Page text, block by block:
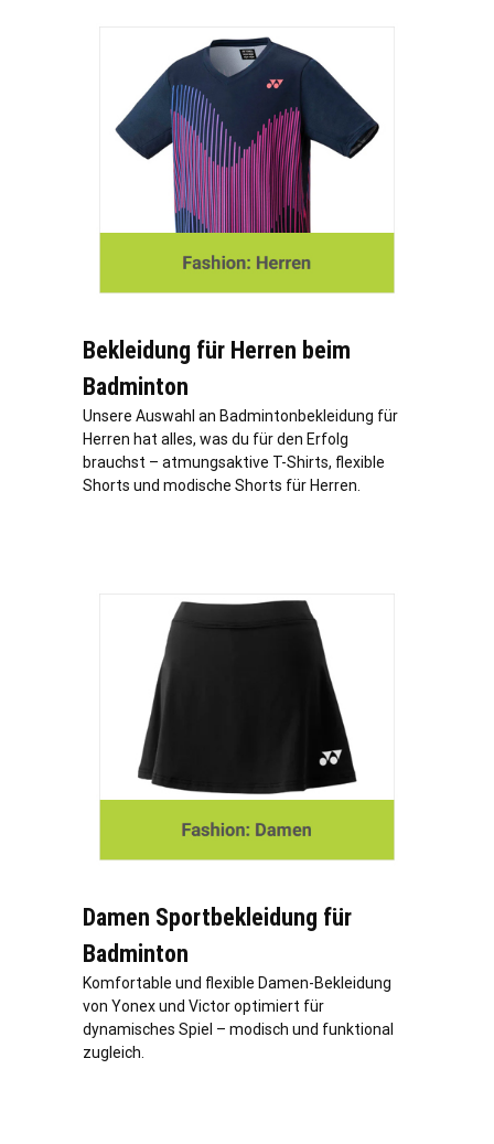
Bekleidung für Herren beim
Badminton
Unsere Auswahl an Badmintonbekleidung für
Herren hat alles, was du für den Erfolg
brauchst – atmungsaktive T-Shirts, flexible
Shorts und modische Shorts für Herren.
Damen Sportbekleidung für
Badminton
Komfortable und flexible Damen-Bekleidung
von Yonex und Victor optimiert für
dynamisches Spiel – modisch und funktional
zugleich.